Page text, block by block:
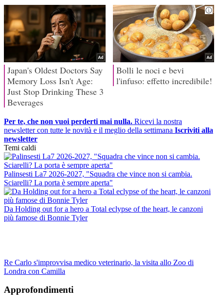
Per te, che non vuoi perderti mai nulla. Ricevi la nostra
newsletter con tutte le novità e il meglio della settimana Iscriviti alla
newsletter
Temi caldi
Palinsesti La7 2026-2027, "Squadra che vince non si cambia.
Sciarelli? La porta è sempre aperta"
Da Holding out for a hero a Total eclypse of the heart, le canzoni
più famose di Bonnie Tyler
Re Carlo s'improvvisa medico veterinario, la visita allo Zoo di
Londra con Camilla
Approfondimenti